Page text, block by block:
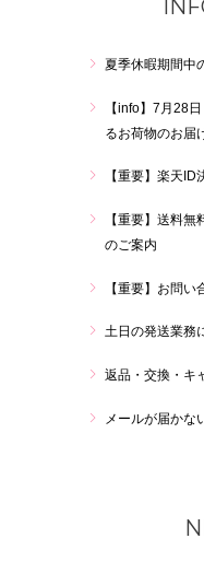
夏季休暇期間中
【info】7月28
るお荷物のお届
【重要】楽天
【重要】送料
のご案内
【重要】お問
土日の発送業務
返品・交換・キ
メールが届かな